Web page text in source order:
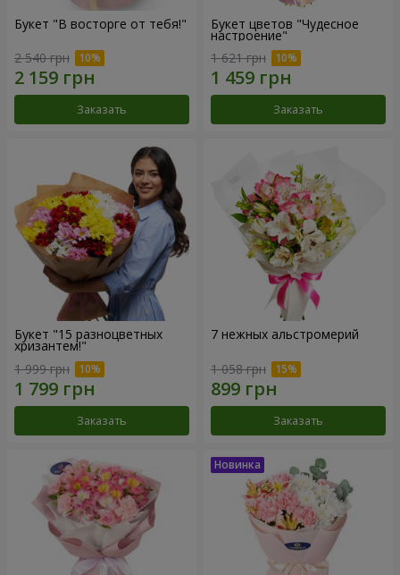
Букет "В восторге от тебя!"
2 540 грн
Заказать
Букет цветов "Чудесное
настроение"
1 621 грн
Заказать
Букет "15 разноцветных
хризантем!"
1 999 грн
Заказать
7 нежных альстромерий
1 058 грн
Заказать